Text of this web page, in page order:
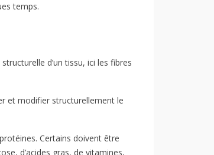
temps.
d’un tissu, ici les fibres
et modifier structurellement le
Certains doivent être
d’acides gras, de vitamines,